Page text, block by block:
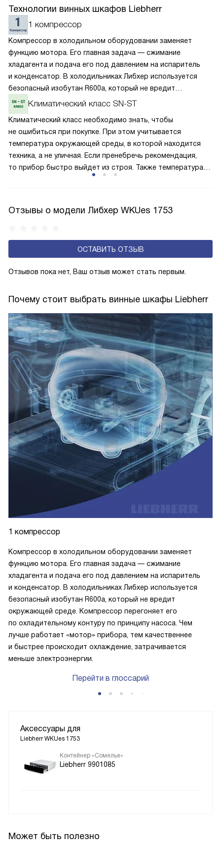
Может быть полезно
Технологии винных шкафов Liebherr
1 компрессор
Компрессор в холодильном оборудовании заменяет
функцию мотора. Его главная задача — сжимание
хладагента и подача его под давлением на испаритель
и конденсатор. В холодильниках Либхер используется
безопасный изобутан R600a, который не вредит
окружающей среде. Компрессор перегоняет его
по охладительному контуру по принципу насоса. Чем
лучше работает «мотор» прибора, тем качественнее
и быстрее происходит охлаждение, затрачивается
меньше электроэнергии.
Климатический класс SN-ST
Климатический класс необходимо знать, чтобы
не ошибиться при покупке. При этом учитывается
температура окружающей среды, в которой находится
техника, а не уличная. Если пренебречь рекомендация,
то прибор быстро выйдет из строя. Также температура
в помещении может варьироваться
Отзывы о модели Либхер WKUes 1753
ОСТАВИТЬ ОТЗЫВ
Отзывов пока нет, Ваш отзыв может стать первым.
Почему стоит выбрать винные шкафы Liebherr
1 компрессор
Компрессор в холодильном оборудовании заменяет
функцию мотора. Его главная задача — сжимание
хладагента и подача его под давлением на испаритель
и конденсатор. В холодильниках Либхер используется
безопасный изобутан R600a, который не вредит
окружающей среде. Компрессор перегоняет его
по охладительному контуру по принципу насоса. Чем
лучше работает «мотор» прибора, тем качественнее
и быстрее происходит охлаждение, затрачивается
меньше электроэнергии.
Перейти в глоссарий
Аксессуары для
Liebherr WKUes 1753
Контейнер «Сомелье»
Liebherr 9901085